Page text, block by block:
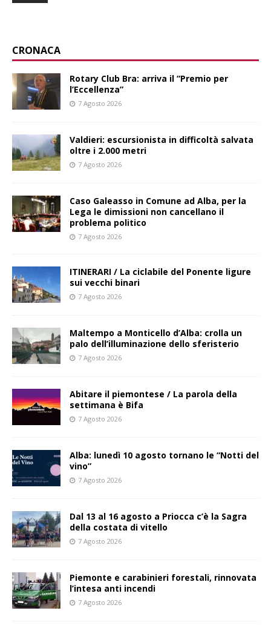
CRONACA
Rotary Club Bra: arriva il “Premio per
l’Eccellenza”
7 Agosto 2026
Valdieri: escursionista in difficoltà salvata
oltre i 2.000 metri
7 Agosto 2026
Caso Galeasso in Comune ad Alba, per la
Lega le dimissioni non cancellano il
problema politico
7 Agosto 2026
ITINERARI / La ciclabile del Ponente ligure
sui vecchi binari
7 Agosto 2026
Maltempo a Monticello d’Alba: crolla un
palo dell’illuminazione dello sferisterio
7 Agosto 2026
Abitare il piemontese / La parola della
settimana è Bifa
7 Agosto 2026
Alba: lunedì 10 agosto tornano le “Notti del
vino”
7 Agosto 2026
Dal 13 al 16 agosto a Priocca c’è la Sagra
della costata di vitello
7 Agosto 2026
Piemonte e carabinieri forestali, rinnovata
l’intesa anti incendi
7 Agosto 2026